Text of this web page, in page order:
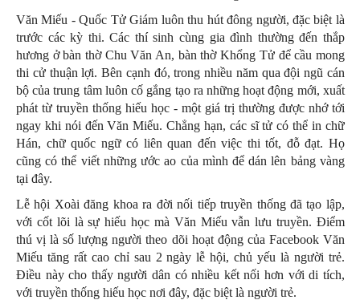
Văn Miếu - Quốc Tử Giám luôn thu hút đông người, đặc biệt là
trước các kỳ thi. Các thí sinh cùng gia đình thường đến thắp
hương ở bàn thờ Chu Văn An, bàn thờ Khổng Tử để cầu mong
thi cử thuận lợi. Bên cạnh đó, trong nhiều năm qua đội ngũ cán
bộ của trung tâm luôn cố gắng tạo ra những hoạt động mới, xuất
phát từ truyền thống hiếu học - một giá trị thường được nhớ tới
ngay khi nói đến Văn Miếu. Chẳng hạn, các sĩ tử có thể in chữ
Hán, chữ quốc ngữ có liên quan đến việc thi tốt, đỗ đạt. Họ
cũng có thể viết những ước ao của mình để dán lên bảng vàng
tại đây.
Lễ hội Xoài đăng khoa ra đời nối tiếp truyền thống đã tạo lập,
với cốt lõi là sự hiếu học mà Văn Miếu vẫn lưu truyền. Điểm
thú vị là số lượng người theo dõi hoạt động của Facebook Văn
Miếu tăng rất cao chỉ sau 2 ngày lễ hội, chủ yếu là người trẻ.
Điều này cho thấy người dân có nhiều kết nối hơn với di tích,
với truyền thống hiếu học nơi đây, đặc biệt là người trẻ.